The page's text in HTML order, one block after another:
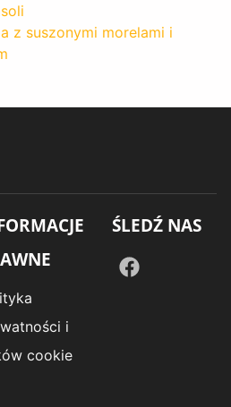
z suszonymi morelami i
i
cookie
ŚLEDŹ NAS